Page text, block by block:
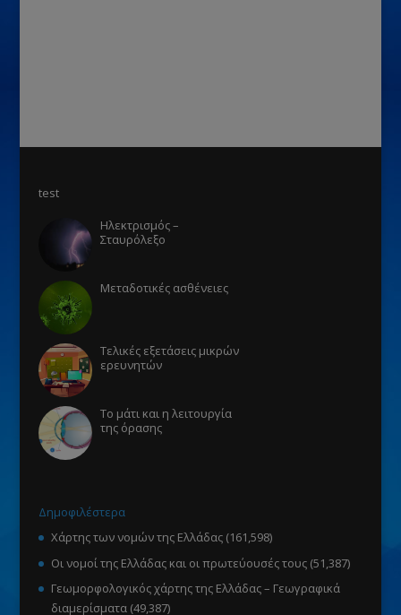
test
Ηλεκτρισμός –
Σταυρόλεξο
Μεταδοτικές ασθένειες
Τελικές εξετάσεις μικρών
ερευνητών
Το μάτι και η λειτουργία
της όρασης
Δημοφιλέστερα
Χάρτης των νομών της Ελλάδας (161,598)
Οι νομοί της Ελλάδας και οι πρωτεύουσές τους (51,387)
Γεωμορφολογικός χάρτης της Ελλάδας – Γεωγραφικά
διαμερίσματα (49,387)